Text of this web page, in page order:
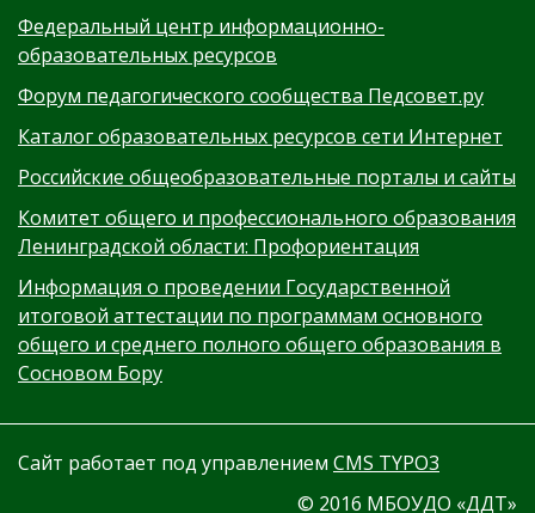
Федеральный центр информационно-
образовательных ресурсов
Форум педагогического сообщества Педсовет.ру
Каталог образовательных ресурсов сети Интернет
Российские общеобразовательные порталы и сайты
Комитет общего и профессионального образования
Ленинградской области: Профориентация
Информация о проведении Государственной
итоговой аттестации по программам основного
общего и среднего полного общего образования в
Сосновом Бору
Сайт работает под управлением CMS TYPO3
© 2016 МБОУДО «ДДТ»